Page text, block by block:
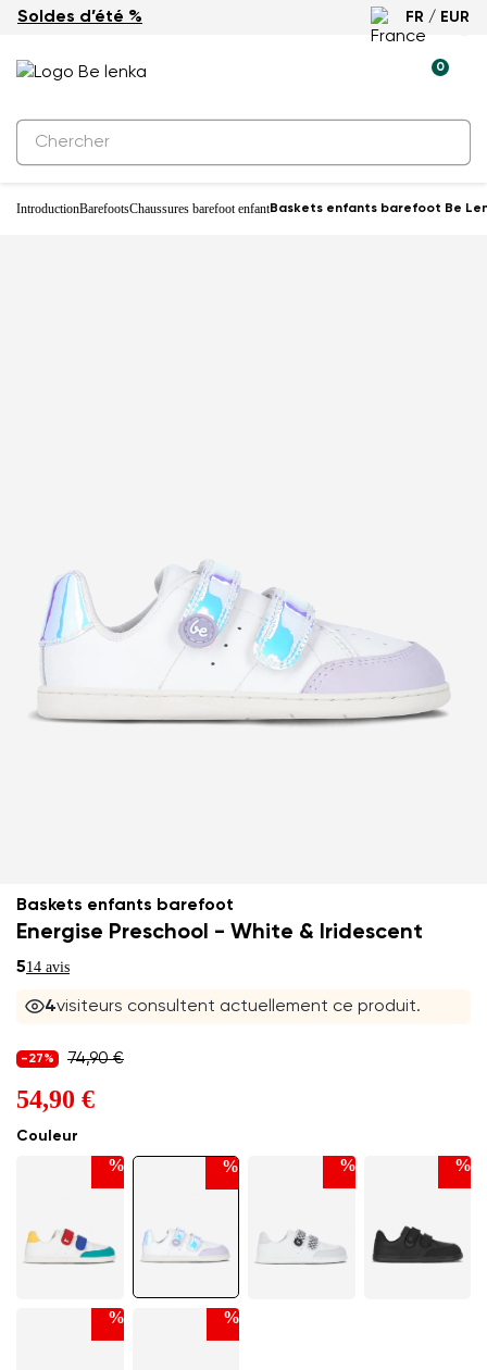
Soldes d’été % FR / EUR
0
IntroductionBarefootsChaussures barefoot enfantBaskets enfants barefoot Be
-27%
Baskets enfants barefoot
Energise Preschool - White & Iridescent
514 avis
4visiteurs consultent actuellement ce produit.
Couleur
% % % %
% %
-27% 74,90 €
54,90 €